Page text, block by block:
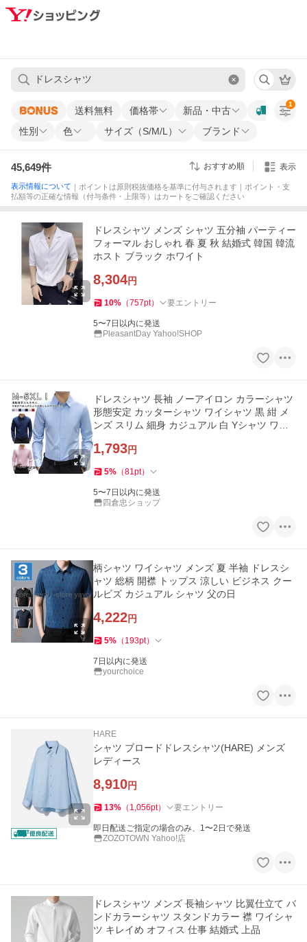
送料無料 価格帯
新品・中古
性別
色 サイズ（S/M/L） ブランド
1
45,649件 おすすめ順 表示
表示情報について ｜ポイントは原則税抜価格を基準に付与されます｜ポイント・支
払額等の正確な情報（付与条件・上限等）はカートをご確認ください
ドレスシャツ メンズ シャツ 五分袖 パーティー
フォーマル おしゃれ 春 夏 秋 結婚式 韓国 韓流
ホスト ブラック ホワイト
8,304円
10% （757pt） 要エントリー
5〜7日以内に発送
PleasantDay Yahoo!SHOP
ドレスシャツ 長袖 ノーアイロン カラーシャツ
形態安定 カッターシャツ ワイシャツ 黒 紺 メ
ンズ スリム 細身 カジュアル 白 Yシャツ ワイ
1,793円
5% （81pt）
5〜7日以内に発送
四倉忠ショップ
柄シャツ ワイシャツ メンズ 夏 半袖 ドレスシ
ャツ 総柄 開襟 トップス 涼しい ビジネス クー
ルビズ カジュアル シャツ 父の日
4,222円
5% （ 193pt）
7日以内に発送
yourchoice
HARE
シャツ ブロードドレスシャツ(HARE) メンズ
レディース
8,910円
13% （ 1,056pt） 要エントリー
即日配送ご指定の場合のみ、1〜2日で発送
ZOZOTOWN Yahoo!店
ドレスシャツ メンズ 長袖シャツ 比翼仕立て バ
ンドカラーシャツ スタンドカラー 襟 ワイシャ
ツ キレイめ オフィス 仕事 結婚式 上品